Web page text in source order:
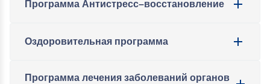
Программа Антистресс–восстановление
Оздоровительная программа
Программа лечения заболеваний органов